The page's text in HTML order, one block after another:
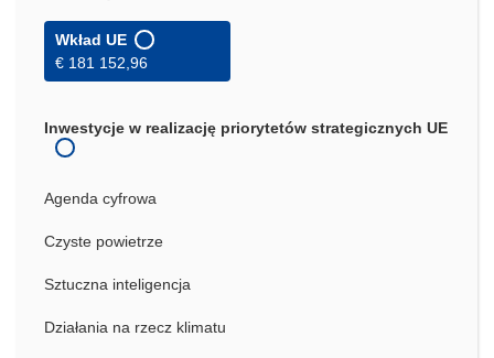
Wkład UE
€ 181 152,96
Inwestycje w realizację priorytetów strategicznych UE
Agenda cyfrowa
Czyste powietrze
Sztuczna inteligencja
Działania na rzecz klimatu